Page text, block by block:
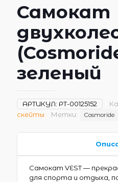
Самокат
зеленый
АРТИКУЛ: РТ-00125152
скейты
Метки: Cosmoride
Самокат VEST —
для спорта и отдыха,